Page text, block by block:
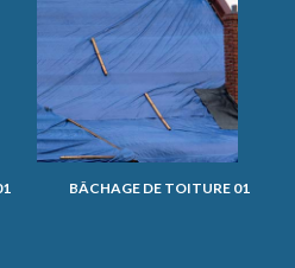
BÂCHAGE DE TOITURE 01